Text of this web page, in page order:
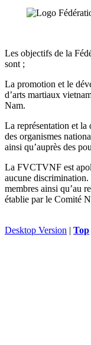
Les objectifs de la
sont ;
La promotion et le
d’arts martiaux
Nam.
La représentation et la
des organismes
ainsi qu’auprès des
La FVCTVNF est
aucune discrimination.
membres ainsi qu’au
établie par le Comité
Desktop Version | Top